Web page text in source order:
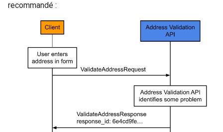
recommandé :